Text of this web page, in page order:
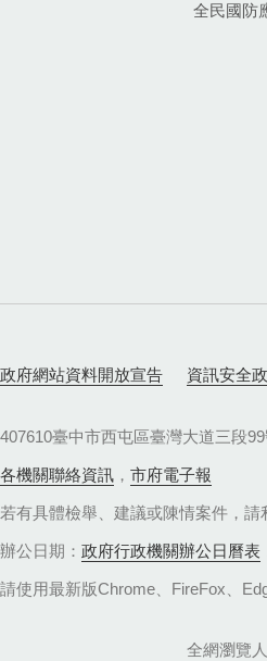
全民國防
政府網站資料開放宣告 資訊安全
407610臺中市西屯區臺灣大道三段
各機關聯絡資訊 ， 市府電子報
若有具體檢舉、建議或陳情案件，請
辦公日期： 政府行政機關辦公日曆表
請使用最新版Chrome、FireFox、
全網瀏覽